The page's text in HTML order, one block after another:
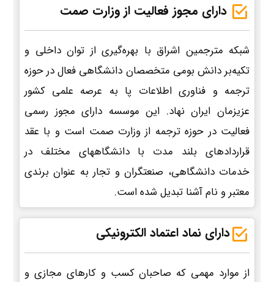
دارای مجوز فعالیت از وزارت صمت
شبکه مترجمین اشراق با بهره‌گیری از توان داخلی و
تکیه‌بر دانش بومی متخصصان دانشگاهی فعال در حوزه
ترجمه و فناوری اطلاعات پا به عرصه علمی کشور
عزیزمان ایران نهاد. این موسسه دارای مجوز رسمی
فعالیت در حوزه ترجمه از وزارت صمت است و با عقد
قراردادهای بلند مدت با دانشگاههای مختلف در
خدمات دانشگاهی، صنعتگران و تجار به عنوان برندی
معتبر و نام آشنا تبدیل شده است.
دارای نماد اعتماد الکترونیکی
از موارد مهمی که صاحبان کسب و کارهای مجازی و